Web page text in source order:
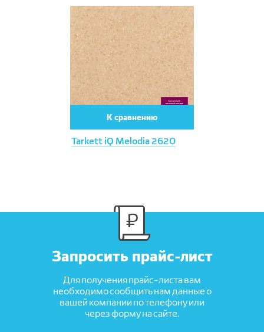
Tarkett iQ Melodia 2620
К сравнению
Запросить прайс-лист
Для получения прайс-листа вам
необходимо сообщить нам данные о
вашей компании по телефону или
через форму на сайте.